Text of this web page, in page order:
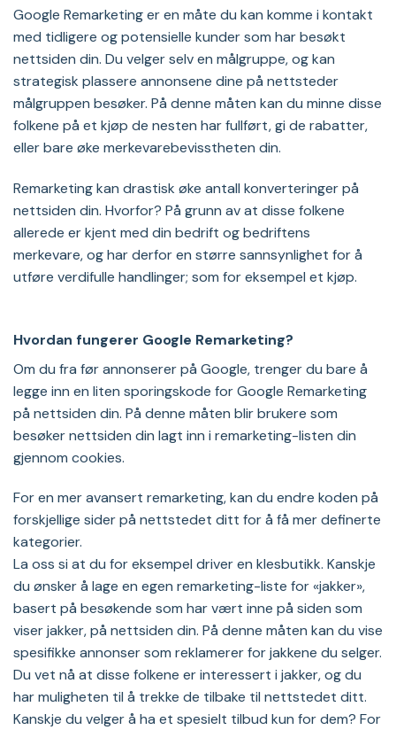
Google Remarketing er en måte du kan komme i kontakt
med tidligere og potensielle kunder som har besøkt
nettsiden din. Du velger selv en målgruppe, og kan
strategisk plassere annonsene dine på nettsteder
målgruppen besøker. På denne måten kan du minne disse
folkene på et kjøp de nesten har fullført, gi de rabatter,
eller bare øke merkevarebevisstheten din.
Remarketing kan drastisk øke antall konverteringer på
nettsiden din. Hvorfor? På grunn av at disse folkene
allerede er kjent med din bedrift og bedriftens
merkevare, og har derfor en større sannsynlighet for å
utføre verdifulle handlinger; som for eksempel et kjøp.
Hvordan fungerer Google Remarketing?
Om du fra før annonserer på Google, trenger du bare å
legge inn en liten sporingskode for Google Remarketing
på nettsiden din. På denne måten blir brukere som
besøker nettsiden din lagt inn i remarketing-listen din
gjennom cookies.
For en mer avansert remarketing, kan du endre koden på
forskjellige sider på nettstedet ditt for å få mer definerte
kategorier.
La oss si at du for eksempel driver en klesbutikk. Kanskje
du ønsker å lage en egen remarketing-liste for «jakker»,
basert på besøkende som har vært inne på siden som
viser jakker, på nettsiden din. På denne måten kan du vise
spesifikke annonser som reklamerer for jakkene du selger.
Du vet nå at disse folkene er interessert i jakker, og du
har muligheten til å trekke de tilbake til nettstedet ditt.
Kanskje du velger å ha et spesielt tilbud kun for dem? For